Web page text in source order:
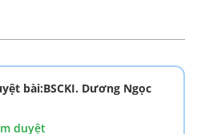
bài:BSCKI. Dương Ngọc
duyệt